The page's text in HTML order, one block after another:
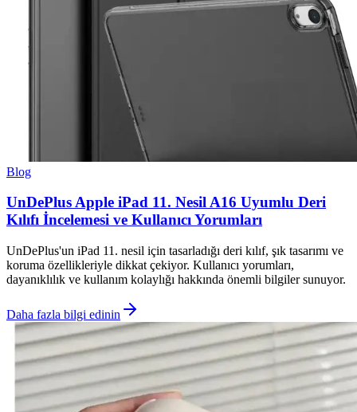
Blog
UnDePlus Apple iPad 11. Nesil A16 Uyumlu Deri
Kılıfı İncelemesi ve Kullanıcı Yorumları
UnDePlus'un iPad 11. nesil için tasarladığı deri kılıf, şık tasarımı ve
koruma özellikleriyle dikkat çekiyor. Kullanıcı yorumları,
dayanıklılık ve kullanım kolaylığı hakkında önemli bilgiler sunuyor.
Daha fazla bilgi edinin